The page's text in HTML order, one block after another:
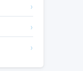
›
›
›